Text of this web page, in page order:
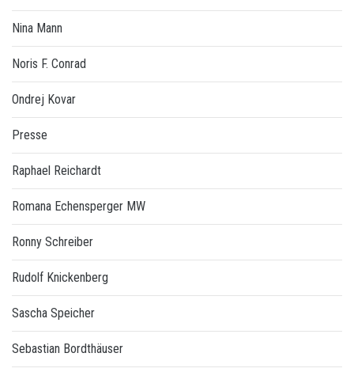
Nina Mann
Noris F. Conrad
Ondrej Kovar
Presse
Raphael Reichardt
Romana Echensperger MW
Ronny Schreiber
Rudolf Knickenberg
Sascha Speicher
Sebastian Bordthäuser